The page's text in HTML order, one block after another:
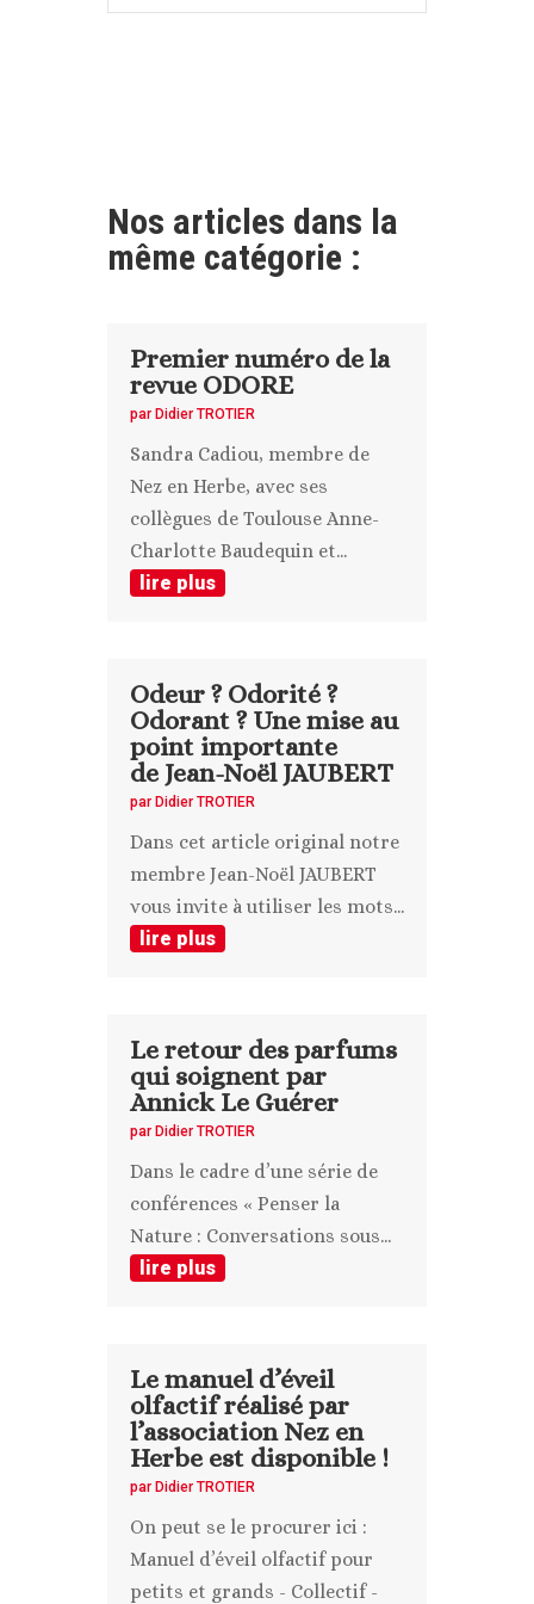
Nos articles dans la
même catégorie :
Premier numéro de la
revue ODORE
par Didier TROTIER
Sandra Cadiou, membre de
Nez en Herbe, avec ses
collègues de Toulouse Anne-
Charlotte Baudequin et...
lire plus
Odeur ? Odorité ?
Odorant ? Une mise au
point importante
de Jean-Noël JAUBERT
par Didier TROTIER
Dans cet article original notre
membre Jean-Noël JAUBERT
vous invite à utiliser les mots...
lire plus
Le retour des parfums
qui soignent par
Annick Le Guérer
par Didier TROTIER
Dans le cadre d’une série de
conférences « Penser la
Nature : Conversations sous...
lire plus
Le manuel d’éveil
olfactif réalisé par
l’association Nez en
Herbe est disponible !
par Didier TROTIER
On peut se le procurer ici :
Manuel d’éveil olfactif pour
petits et grands - Collectif -